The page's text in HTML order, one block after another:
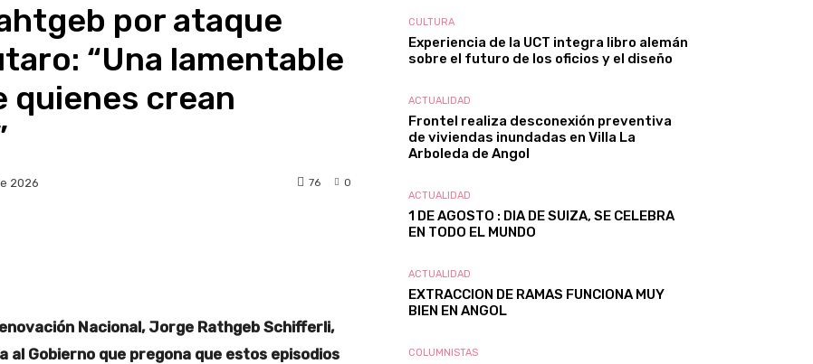
por ataque
“Una lamentable
quienes crean
2026 0
76
Nacional, Jorge Rathgeb Schifferli,
al Gobierno que pregona que estos episodios
CULTURA
Experiencia de la UCT integra libro alemán
sobre el futuro de los oficios y el diseño
ACTUALIDAD
Frontel realiza desconexión preventiva
de viviendas inundadas en Villa La
Arboleda de Angol
ACTUALIDAD
1 DE AGOSTO : DIA DE SUIZA, SE CELEBRA
EN TODO EL MUNDO
ACTUALIDAD
EXTRACCION DE RAMAS FUNCIONA MUY
BIEN EN ANGOL
COLUMNISTAS